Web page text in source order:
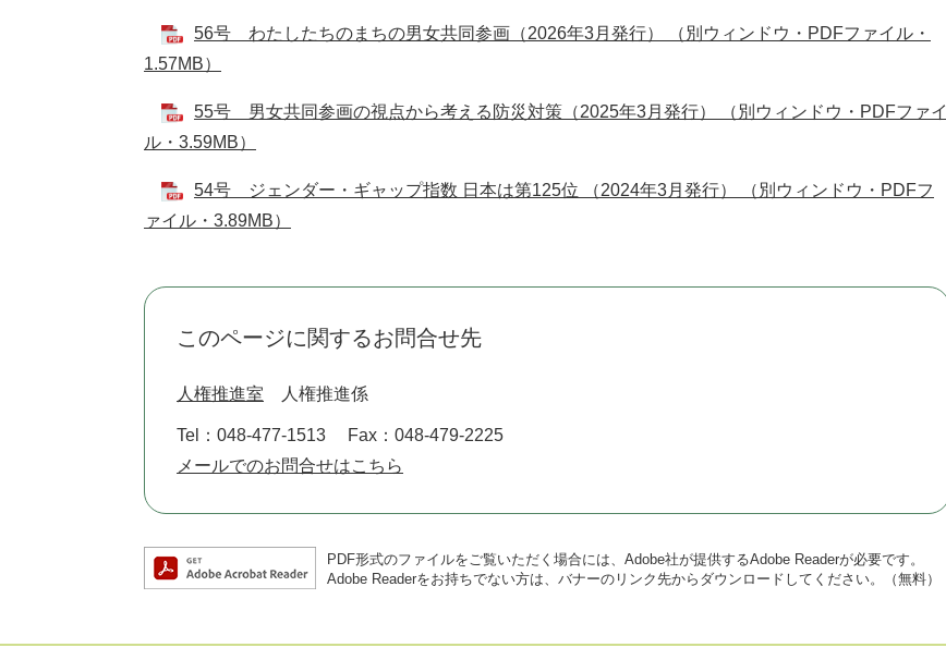
56号 わたしたちのまちの男女共同参画（2026年3月発行） （別ウィンドウ・PDFファイル・
1.57MB）
55号 男女共同参画の視点から考える防災対策（2025年3月発行） （別ウィンドウ・PDFファイ
ル・3.59MB）
54号 ジェンダー・ギャップ指数 日本は第125位 （2024年3月発行） （別ウィンドウ・PDFフ
ァイル・3.89MB）
このページに関するお問合せ先
人権推進室 人権推進係
Tel：048-477-1513
Fax：048-479-2225
メールでのお問合せはこちら
PDF形式のファイルをご覧いただく場合には、Adobe社が提供するAdobe Readerが必要です。
Adobe Readerをお持ちでない方は、バナーのリンク先からダウンロードしてください。（無料）